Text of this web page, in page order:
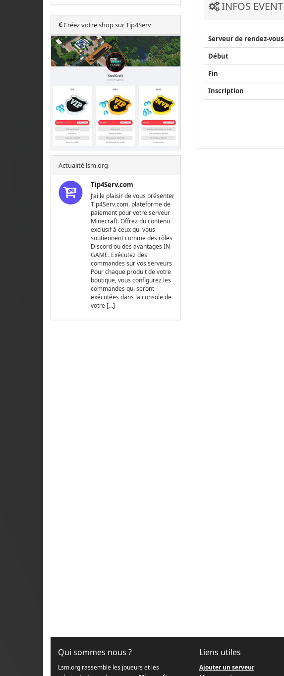
Créez votre shop sur Tip4Serv
Actualité lsm.org
Tip4Serv.com
J’ai le plaisir de vous présenter
Tip4Serv.com, plateforme de
paiement pour votre serveur
Minecraft. Offrez du contenu
exclusif à ceux qui vous
soutiennent comme des rôles
Discord ou des avantages IN-
GAME. Exécutez des
commandes sur vos serveurs
Pour chaque produit de votre
boutique, vous configurez les
commandes qui seront
exécutées dans la console de
votre […]
INFOS EVENT
Serveur de rendez-vous
Début
Fin
Inscription
Qui sommes nous ?
Lsm.org rassemble les joueurs et les
Liens utiles
Ajouter un serveur